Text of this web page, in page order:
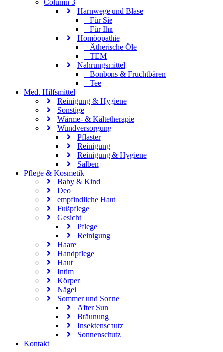
Column 3
Harnwege und Blase
– Für Sie
– Für Ihn
Homöopathie
– Ätherische Öle
– TEM
Nahrungsmittel
– Bonbons & Fruchtbären
– Tee
Med. Hilfsmittel
Reinigung & Hygiene
Sonstige
Wärme- & Kältetherapie
Wundversorgung
Pflaster
Reinigung
Reinigung & Hygiene
Salben
Pflege & Kosmetik
Baby & Kind
Deo
empfindliche Haut
Fußpflege
Gesicht
Pflege
Reinigung
Haare
Handpflege
Haut
Intim
Körper
Nägel
Sommer und Sonne
After Sun
Bräunung
Insektenschutz
Sonnenschutz
Kontakt